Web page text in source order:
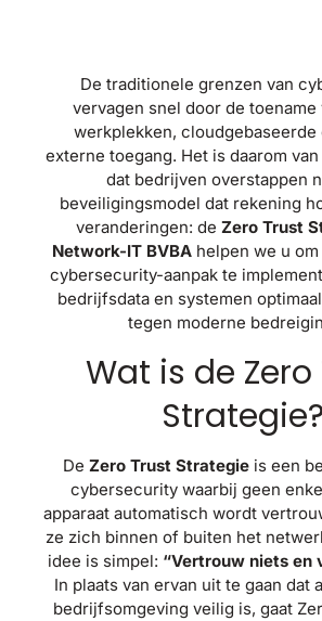
De traditionele grenzen van
vervagen snel door de toename
werkplekken, cloudgebaseerde
externe toegang. Het is daarom
dat bedrijven overstappen
beveiligingsmodel dat rekening
veranderingen: de Zero Trust
Network-IT BVBAhelpen we u om
cybersecurity-aanpak te
bedrijfsdata en systemen
tegen moderne
Wat is de Zero
Strategie?
De Zero Trust Strategieis een
cybersecurity waarbij geen
apparaat automatisch wordt
ze zich binnen of buiten het
idee is simpel: “Vertrouw niets en
In plaats van ervan uit te gaan dat
bedrijfsomgeving veilig is, gaat